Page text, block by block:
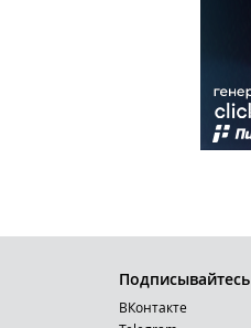
Подписывайтесь
ВКонтакте